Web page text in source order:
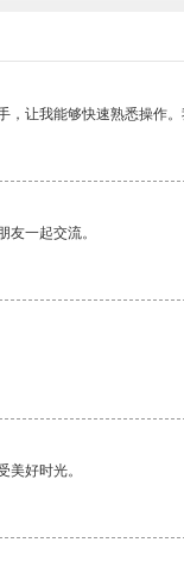
让我能够快速熟悉操作
一起交流。
好时光。